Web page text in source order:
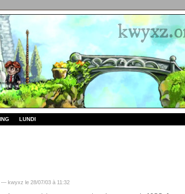
LUNDI
— kwyxz le 28/07/03 à 11:32